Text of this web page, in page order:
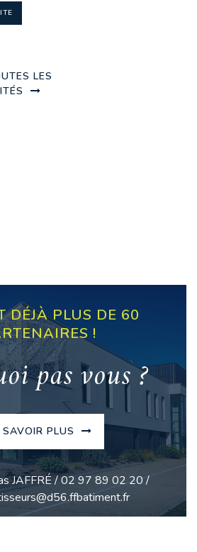
LES
DÉJÀ PLUS DE 60
!
pas vous ?
SAVOIR PLUS
JAFFRÉ / 02 97 89 02 20 /